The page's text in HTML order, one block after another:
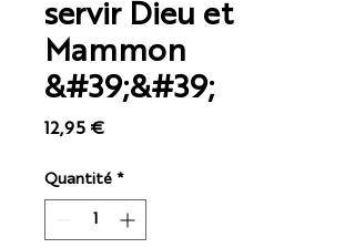
servir Dieu et
Mammon
&#39;&#39;
12,95 €Prix
Quantité *